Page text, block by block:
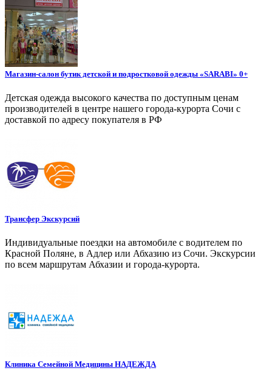
Магазин-салон бутик детской и подростковой одежды «SARABI» 0+
Детская одежда высокого качества по доступным ценам
производителей в центре нашего города-курорта Сочи с
доставкой по адресу покупателя в РФ
Трансфер Экскурсий
Индивидуальные поездки на автомобиле с водителем по
Красной Поляне, в Адлер или Абхазию из Сочи. Экскурсии
по всем маршрутам Абхазии и города-курорта.
Клиника Семейной Медицины НАДЕЖДА